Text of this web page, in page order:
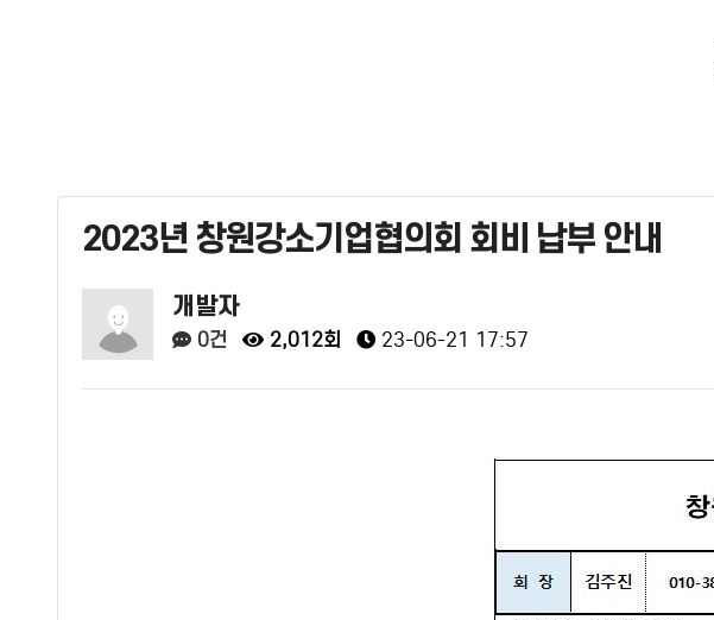
2023년 창원강소기업협의회 회비 납부 안내
개발자
0건 2,012회 23-06-21 17:57